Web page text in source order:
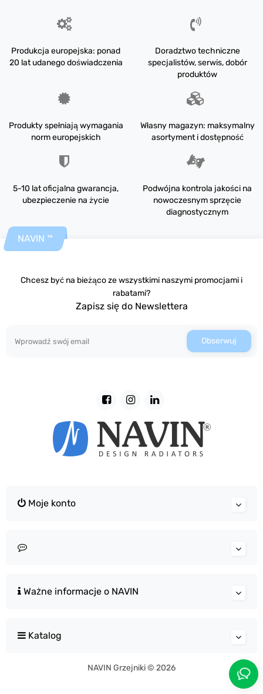
Produkcja europejska: ponad
20 lat udanego doświadczenia
Doradztwo techniczne
specjalistów, serwis, dobór
produktów
Produkty spełniają wymagania
norm europejskich
Własny magazyn: maksymalny
asortyment i dostępność
5-10 lat oficjalna gwarancja,
ubezpieczenie na życie
Podwójna kontrola jakości na
nowoczesnym sprzęcie
diagnostycznym
NAVIN ™
Chcesz być na bieżąco ze wszystkimi naszymi promocjami i
rabatami?
Zapisz się do Newslettera
Obserwuj
Moje konto
Ważne informacje o NAVIN
Katalog
NAVIN Grzejniki © 2026